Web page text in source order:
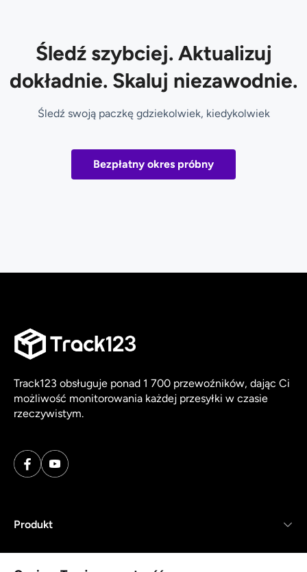
Śledź szybciej. Aktualizuj
dokładnie. Skaluj niezawodnie.
Śledź swoją paczkę gdziekolwiek, kiedykolwiek
Bezpłatny okres próbny
Track123 obsługuje ponad 1 700 przewoźników, dając Ci
możliwość monitorowania każdej przesyłki w czasie
rzeczywistym.
Produkt
Zasoby